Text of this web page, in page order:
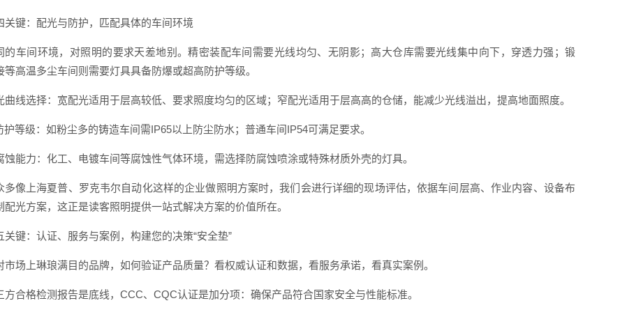
关键：配光与防护，匹配具体的车间环境
的车间环境，对照明的要求天差地别。精密装配车间需要光线均匀、无阴影；高大仓库需要光线集中向下，穿透力强；锻
等高温多尘车间则需要灯具具备防爆或超高防护等级。
曲线选择：宽配光适用于层高较低、要求照度均匀的区域；窄配光适用于层高高的仓储，能减少光线溢出，提高地面照度。
护等级：如粉尘多的铸造车间需IP65以上防尘防水；普通车间IP54可满足要求。
蚀能力：化工、电镀车间等腐蚀性气体环境，需选择防腐蚀喷涂或特殊材质外壳的灯具。
多像上海夏普、罗克韦尔自动化这样的企业做照明方案时，我们会进行详细的现场评估，依据车间层高、作业内容、设备布
配光方案，这正是读客照明提供一站式解决方案的价值所在。
关键：认证、服务与案例，构建您的决策“安全垫”
市场上琳琅满目的品牌，如何验证产品质量？看权威认证和数据，看服务承诺，看真实案例。
方合格检测报告是底线，CCC、CQC认证是加分项：确保产品符合国家安全与性能标准。